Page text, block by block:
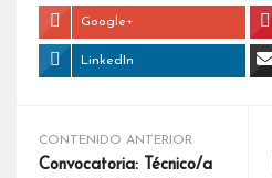
Google+
LinkedIn
CONTENIDO ANTERIOR
Convocatoria: Técnico/a